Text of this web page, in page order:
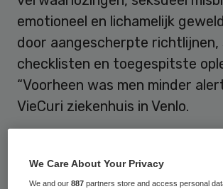
emotioneel en lichamelijk
door aangescherpte richtlijnen,
checklisten en toegespitste
“Voorheen was men minder
VieCuri ziekenhuis in Venlo.
bespreekbaar
We Care About Your Privacy
We and our887 partners store and access personal